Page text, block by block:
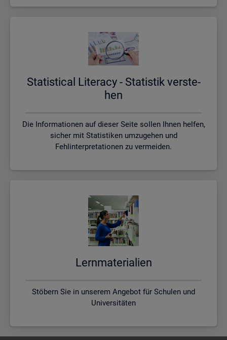
Sta­ti­s­ti­cal Li­te­r­acy - Sta­tis­tik ver­ste­
hen
Die Informationen auf dieser Seite sollen Ihnen helfen,
sicher mit Statistiken umzugehen und
Fehlinterpretationen zu vermeiden.
Lern­ma­te­ria­li­en
Stöbern Sie in unserem Angebot für Schulen und
Universitäten